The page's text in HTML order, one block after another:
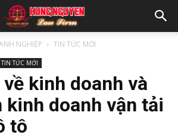
NGHIỆP TIN TỨC MỚI
TIN TỨC MỚI
kinh doanh và
kinh doanh vận tải
tô